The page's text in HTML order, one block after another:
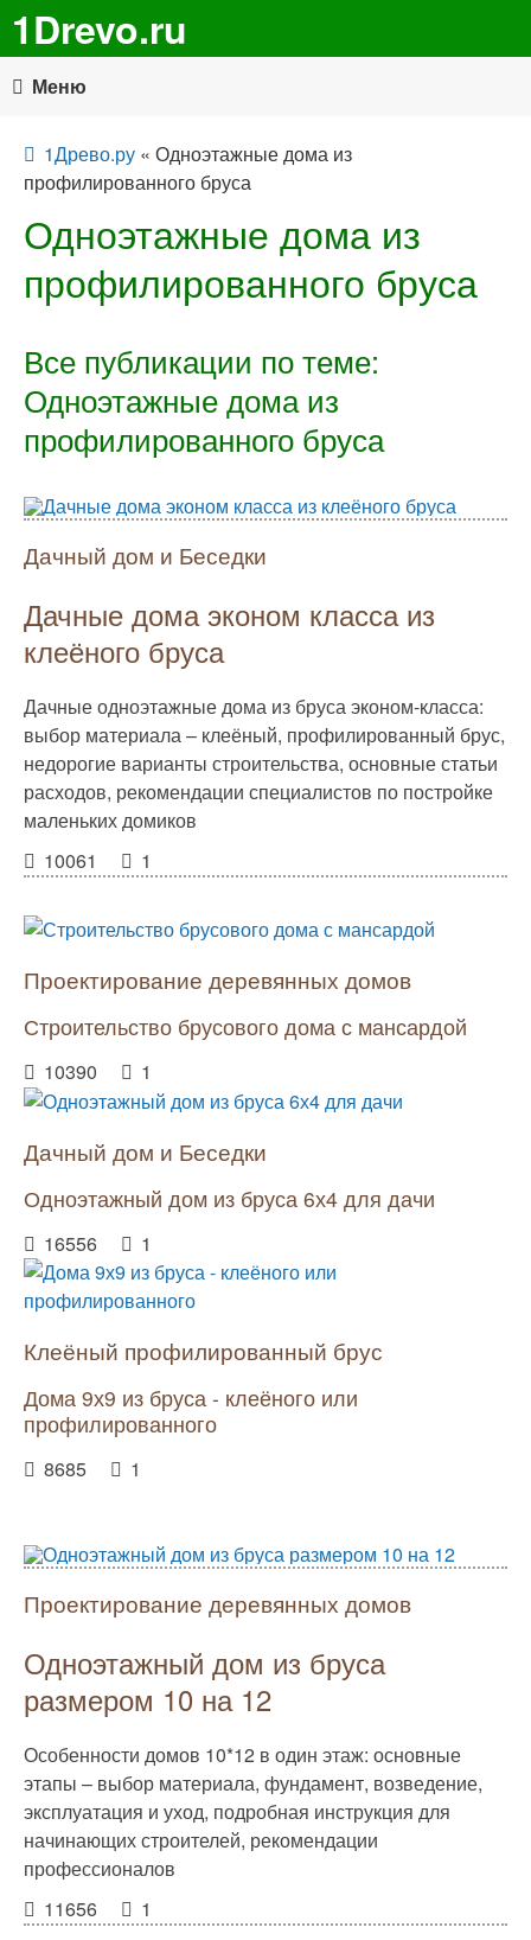
1Drevo.ru
Меню
1Древо.ру « Одноэтажные дома из
профилированного бруса
Одноэтажные дома из
профилированного бруса
Все публикации по теме:
Одноэтажные дома из
профилированного бруса
Дачный дом и Беседки
Дачные дома эконом класса из
клеёного бруса
Дачные одноэтажные дома из бруса эконом-класса:
выбор материала – клеёный, профилированный брус,
недорогие варианты строительства, основные статьи
расходов, рекомендации специалистов по постройке
маленьких домиков
10061
1
Проектирование деревянных домов
Строительство брусового дома с мансардой
10390 1
Дачный дом и Беседки
Одноэтажный дом из бруса 6х4 для дачи
16556 1
Клеёный профилированный брус
Дома 9х9 из бруса - клеёного или
профилированного
8685 1
Проектирование деревянных домов
Одноэтажный дом из бруса
размером 10 на 12
Особенности домов 10*12 в один этаж: основные
этапы – выбор материала, фундамент, возведение,
эксплуатация и уход, подробная инструкция для
начинающих строителей, рекомендации
профессионалов
11656
1